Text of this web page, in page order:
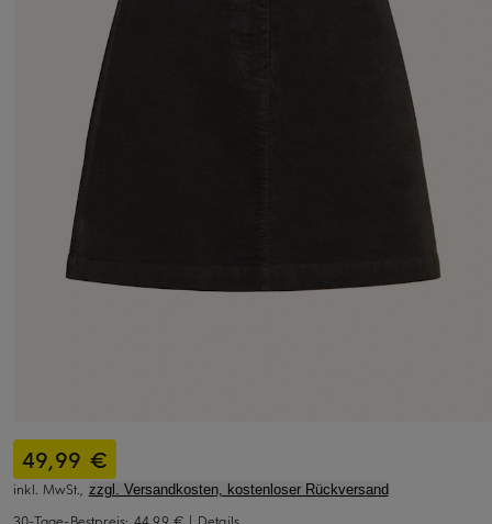
49,99 €
inkl. MwSt., zzgl. Versandkosten, kostenloser Rückversand